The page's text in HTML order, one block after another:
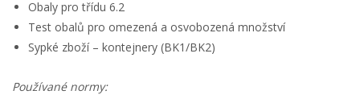
Obaly pro třídu 6.2
Test obalů pro omezená a osvobozená množství
Sypké zboží – kontejnery (BK1/BK2)
Používané normy: